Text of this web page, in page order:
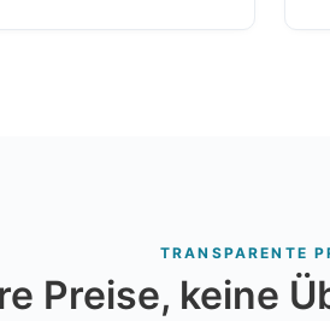
TRANSPARENTE
Preise, keine